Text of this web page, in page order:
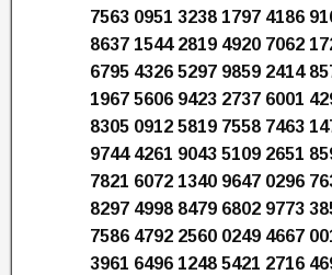
7563 0951 3238 1797 4186
8637 1544 2819 4920 7062
6795 4326 5297 9859 2414
1967 5606 9423 2737 6001
8305 0912 5819 7558 7463
9744 4261 9043 5109 2651
7821 6072 1340 9647 0296
8297 4998 8479 6802 9773
7586 4792 2560 0249 4667
3961 6496 1248 5421 2716